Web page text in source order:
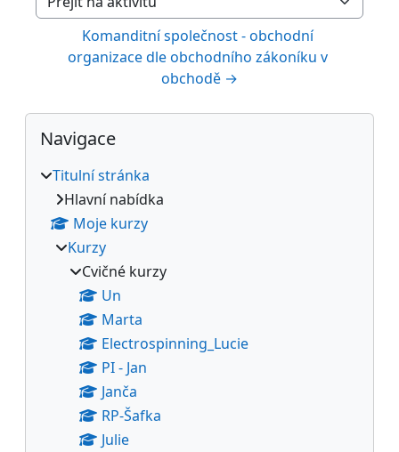
Přejít na aktivitu
Komanditní společnost - obchodní
organizace dle obchodního zákoníku v
obchodě →
Bloky
Přeskočit: Navigace
Navigace
Titulní stránka
Hlavní nabídka
Moje kurzy
Kurzy
Cvičné kurzy
Un
Marta
Electrospinning_Lucie
PI - Jan
Janča
RP-Šafka
Julie